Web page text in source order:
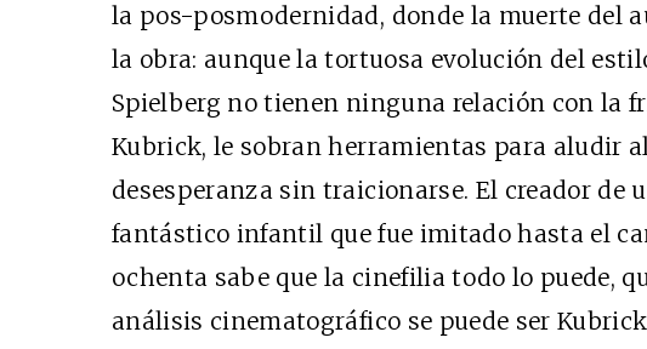
la pos-posmodernidad, donde la muerte del
la obra: aunque la tortuosa evolución del
Spielberg no tienen ninguna relación con la
Kubrick, le sobran herramientas para aludir
desesperanza sin traicionarse. El creador de
fantástico infantil que fue imitado hasta el
ochenta sabe que la cinefilia todo lo puede,
análisis cinematográfico se puede ser